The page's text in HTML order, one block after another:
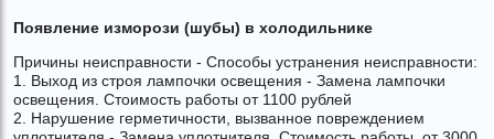
Появление изморози (шубы) в холодильнике
Причины неисправности - Способы устранения неисправности:
1. Выход из строя лампочки освещения - Замена лампочки
освещения. Стоимость работы от 1100 рублей
2. Нарушение герметичности, вызванное повреждением